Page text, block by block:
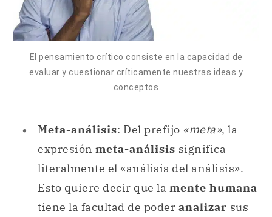
El pensamiento crítico consiste en la capacidad de
evaluar y cuestionar críticamente nuestras ideas y
conceptos
Meta-análisis: Del prefijo «meta», la
expresión meta-análisis significa
literalmente el «análisis del análisis».
Esto quiere decir que la mente humana
tiene la facultad de poder analizar sus